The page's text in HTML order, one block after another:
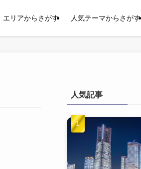
エリアからさがす 人気テーマからさがす
人気記事